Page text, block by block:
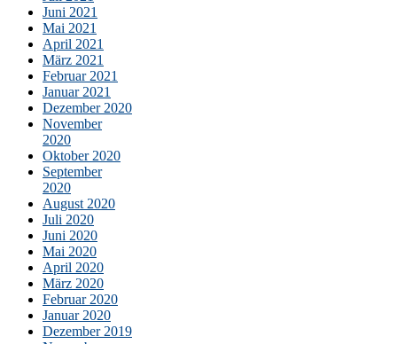
Juni 2021
Mai 2021
April 2021
März 2021
Februar 2021
Januar 2021
Dezember 2020
November
2020
Oktober 2020
September
2020
August 2020
Juli 2020
Juni 2020
Mai 2020
April 2020
März 2020
Februar 2020
Januar 2020
Dezember 2019